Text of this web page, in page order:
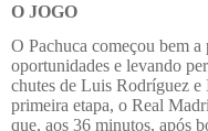
O JOGO
O Pachuca começou bem
oportunidades e levando
chutes de Luis Rodríguez
primeira etapa, o Real
que, aos 36 minutos, após